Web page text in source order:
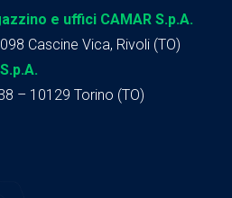
e uffici CAMAR S.p.A.
Cascine Vica, Rivoli (TO)
– 10129 Torino (TO)